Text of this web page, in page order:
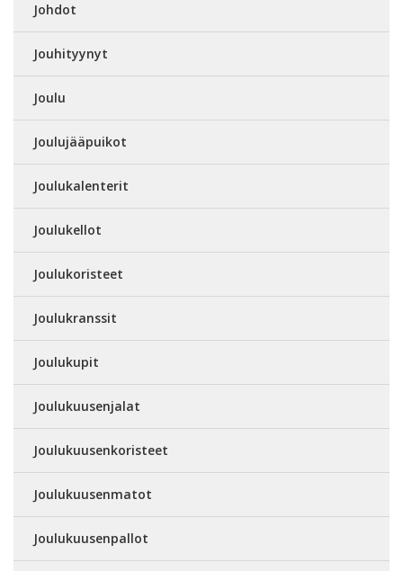
Johdot
Jouhityynyt
Joulu
Joulujääpuikot
Joulukalenterit
Joulukellot
Joulukoristeet
Joulukranssit
Joulukupit
Joulukuusenjalat
Joulukuusenkoristeet
Joulukuusenmatot
Joulukuusenpallot